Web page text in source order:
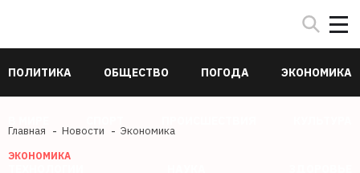
ПОЛИТИКА ОБЩЕСТВО ПОГОДА ЭКОНОМИКА
Главная Новости Экономика
ЭКОНОМИКА